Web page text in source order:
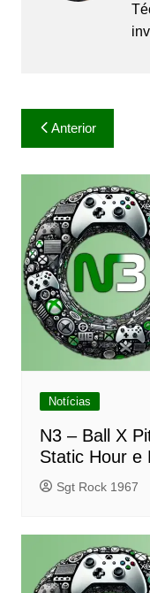
Navegação
de
Post
Anterior
Notícias
N3 – Ball X
Static Hour e
Sgt Rock 1967